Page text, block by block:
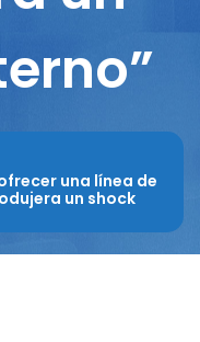
una línea de
un shock